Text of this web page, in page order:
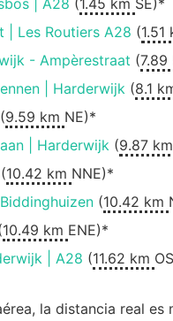
| A28 (1.45 km SE)*
| Les Routiers A28 (1.51
- Ampèrestraat (7.89
| Harderwijk (8.1
(9.59 km NE)*
| Harderwijk (9.87 km
(10.42 km NNE)*
(10.42 km
10.49 km ENE)*
| A28 (11.62 km
la distancia real es